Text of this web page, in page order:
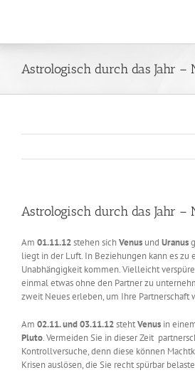
Astrologisch durch das Jahr –
Astrologisch durch das Jahr –
Am 01.11.12stehen sichVenus und Uranus
liegt in der Luft. In Beziehungen kann es zu
Unabhängigkeit kommen. Vielleicht
einmal etwas ohne den Partner zu
zweit Neues erleben, um Ihre Partnerschaft
Am 02.11. und 03.11.12stehtVenus in
Pluto. Vermeiden Sie in dieser Zeit
Kontrollversuche, denn diese können
Krisen auslösen, die Sie recht spürbar